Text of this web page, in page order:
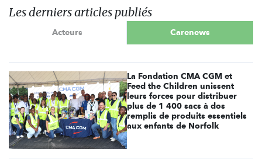
Les derniers articles publiés
Acteurs Carenews
La Fondation CMA CGM et
Feed the Children unissent
leurs forces pour distribuer
plus de 1 400 sacs à dos
remplis de produits essentiels
aux enfants de Norfolk